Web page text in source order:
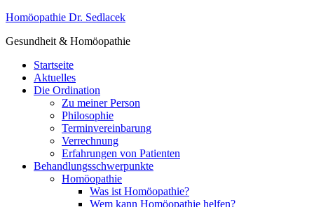
Homöopathie Dr. Sedlacek
Gesundheit & Homöopathie
Startseite
Aktuelles
Die Ordination
Zu meiner Person
Philosophie
Terminvereinbarung
Verrechnung
Erfahrungen von Patienten
Behandlungsschwerpunkte
Homöopathie
Was ist Homöopathie?
Wem kann Homöopathie helfen?